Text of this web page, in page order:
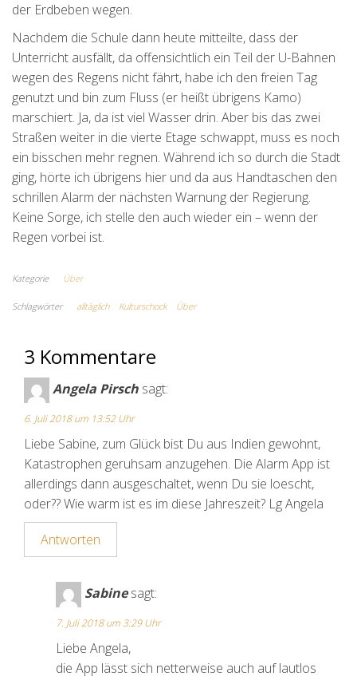
der Erdbeben wegen.
Nachdem die Schule dann heute mitteilte, dass der
Unterricht ausfällt, da offensichtlich ein Teil der U-Bahnen
wegen des Regens nicht fährt, habe ich den freien Tag
genutzt und bin zum Fluss (er heißt übrigens Kamo)
marschiert. Ja, da ist viel Wasser drin. Aber bis das zwei
Straßen weiter in die vierte Etage schwappt, muss es noch
ein bisschen mehr regnen. Während ich so durch die Stadt
ging, hörte ich übrigens hier und da aus Handtaschen den
schrillen Alarm der nächsten Warnung der Regierung.
Keine Sorge, ich stelle den auch wieder ein – wenn der
Regen vorbei ist.
Kategorie Über
Schlagwörter alltäglich Kulturschock Über
3 Kommentare
Angela Pirsch sagt:
6. Juli 2018 um 13:52 Uhr
Liebe Sabine, zum Glück bist Du aus Indien gewohnt,
Katastrophen geruhsam anzugehen. Die Alarm App ist
allerdings dann ausgeschaltet, wenn Du sie loescht,
oder?? Wie warm ist es im diese Jahreszeit? Lg Angela
Antworten
Sabine sagt:
7. Juli 2018 um 3:29 Uhr
Liebe Angela,
die App lässt sich netterweise auch auf lautlos